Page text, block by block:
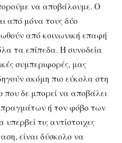
να αποβάλουμε. Ο
από μόνα τους δύο
από κοινωνική επαφή
τα επίπεδα. Η συνοδεία
συμπεριφορές, μας
ακόμη πιο εύκολα στη
δε μπορεί να αποβάλει
πραγμάτων ή τον φόβο των
τις αντίστοιχες
είναι δύσκολο να